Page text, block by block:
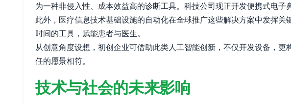
为一种非侵入性、成本效益高的诊断工具。科技公司现正开发便携式电子
此外，医疗信息技术基础设施的自动化在全球推广这些解决方案中发挥
时间的工具，赋能患者与医生。
从创意角度设想，初创企业可借助此类人工智能创新，不仅开发设备，
任的愿景相符。
技术与社会的未来影响